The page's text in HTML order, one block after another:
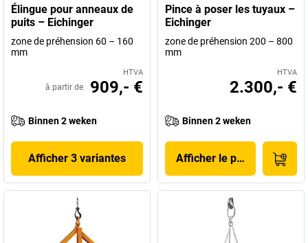
Élingue pour anneaux de
puits – Eichinger
zone de préhension 60 – 160
mm
HTVA
à partir de 909,- €
Binnen 2 weken
Afficher 3 variantes
Pince à poser les tuyaux –
Eichinger
zone de préhension 200 – 800
mm
HTVA
2.300,- €
Binnen 2 weken
Afficher le produit